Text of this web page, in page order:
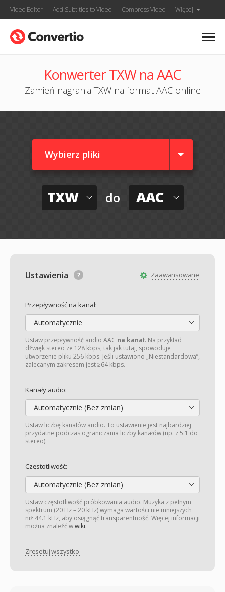
Video Editor Add Subtitles to Video Compress Video Więcej
Konwerter TXW na AAC
Zamień nagrania TXW na format AAC online
Wybierz pliki
TXW do AAC
Zaawansowane
Ustawienia
Przepływność na kanał:
Automatycznie
Ustaw przepływność audio AAC na kanał. Na przykład
dźwięk stereo ze 128 kbps, tak jak tutaj, spowoduje
utworzenie pliku 256 kbps. Jeśli ustawiono „Niestandardowa”,
zalecanym zakresem jest ≥64 kbps.
Kanały audio:
Automatycznie (Bez zmian)
Ustaw liczbę kanałów audio. To ustawienie jest najbardziej
przydatne podczas ograniczania liczby kanałów (np. z 5.1 do
stereo).
Częstotliwość:
Automatycznie (Bez zmian)
Ustaw częstotliwość próbkowania audio. Muzyka z pełnym
spektrum (20 Hz – 20 kHz) wymaga wartości nie mniejszych
niż 44.1 kHz, aby osiągnąć transparentność. Więcej informacji
można znaleźć wwiki.
Zresetuj wszystko